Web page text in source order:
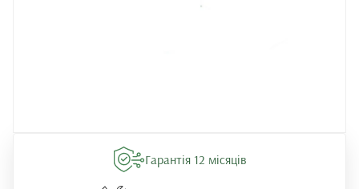
Гарантія 12 місяців